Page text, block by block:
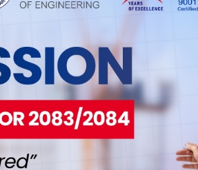
श्रीमतीलाई उहाँ विराटनगरको नोबेल
“रोगले थप च्याप्यो, के भइरहेको छ भन्ने नै
बेला बाँच्छु भन्ने आशै हराएको थियो ।”
खानु भएन । “मलाई पनि नचिन्ने भइन्,
चेतावनी एकैसाथ दियो । त्यसपछि
प्रहरी बल (एपिएफ) अस्पतालमा